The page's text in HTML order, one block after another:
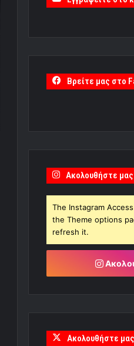
Βρείτε μας στο
Ακολουθήστε
The Instagram
the Theme options
refresh it.
Ακολουθήστε